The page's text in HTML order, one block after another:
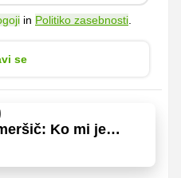
in Politiko zasebnosti
se
Ko mi je
zaskrbelo za